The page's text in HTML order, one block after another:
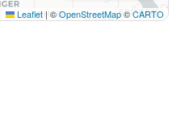
Leaflet | ©OpenStreetMap©CARTO